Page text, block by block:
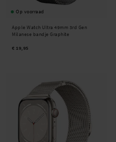
Op voorraad
Apple Watch Ultra 49mm 3rd Gen
Milanese bandje Graphite
€ 19,95